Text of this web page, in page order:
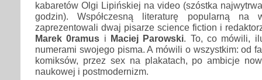
kabaretów Olgi Lipińskiej na video (szóstka
godzin). Współczesną literaturę popularną na
zaprezentowali dwaj pisarze science fiction i
Marek 0ramus i Maciej Parowski. To, co mówili,
numerami swojego pisma. A mówili o wszystkim: od
komiksów, przez sex na plakatach, po ambicje
naukowej i postmodernizm.